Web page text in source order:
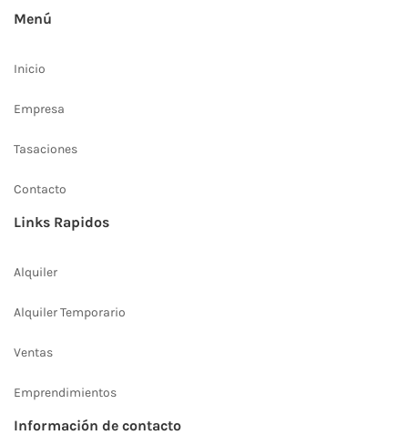
Menú
Inicio
Empresa
Tasaciones
Contacto
Links Rapidos
Alquiler
Alquiler Temporario
Ventas
Emprendimientos
Información de contacto